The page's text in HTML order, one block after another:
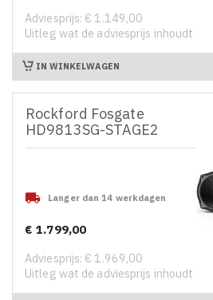
Adviesprijs: € 1.149,00
Uitleg wat de adviesprijs inhoudt
IN WINKELWAGEN
Rockford Fosgate
HD9813SG-STAGE2
 Langer dan 14 werkdagen
Prijs
€ 1.799,00
Adviesprijs: € 1.969,00
Uitleg wat de adviesprijs inhoudt